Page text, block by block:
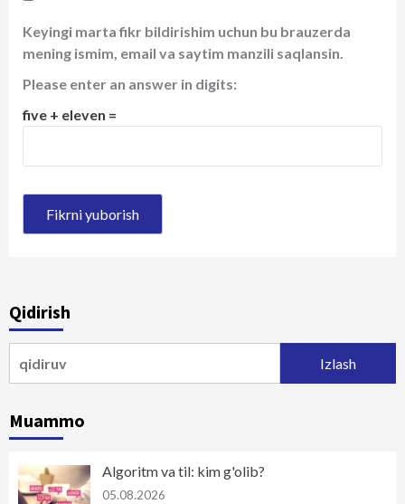
Keyingi marta fikr bildirishim uchun bu brauzerda
mening ismim, email va saytim manzili saqlansin.
Please enter an answer in digits:
five + eleven =
Qidirish
Muammo
Algoritm va til: kim g'olib?
05.08.2026